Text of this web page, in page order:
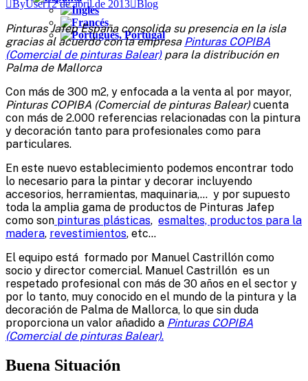
ByUser12 de abril de 2013 Blog
Pinturas Jafep España consolida su presencia en la isla
gracias al acuerdo con la empresa Pinturas COPIBA
(Comercial de pinturas Balear)para la distribución en
Palma de Mallorca
Con más de 300 m2, y enfocada a la venta al por mayor,
Pinturas COPIBA (Comercial de pinturas Balear)cuenta
con más de 2.000 referencias relacionadas con la pintura
y decoración tanto para profesionales como para
particulares.
En este nuevo establecimiento podemos encontrar todo
lo necesario para la pintar y decorar incluyendo
accesorios, herramientas, maquinaria,… y por supuesto
toda la amplia gama de productos de Pinturas Jafep
como son pinturas plásticas, esmaltes, productos para la
madera, revestimientos, etc…
El equipo está formado por Manuel Castrillón como
socio y director comercial. Manuel Castrillón es un
respetado profesional con más de 30 años en el sector y
por lo tanto, muy conocido en el mundo de la pintura y la
decoración de Palma de Mallorca, lo que sin duda
proporciona un valor añadido a Pinturas COPIBA
(Comercial de pinturas Balear).
Buena Situación